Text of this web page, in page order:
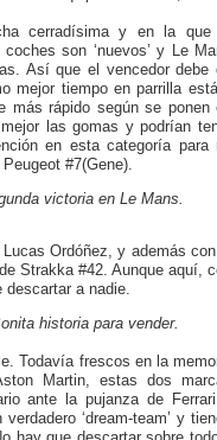
cerradísima y en la que
son ‘nuevos’ y Le
Así que el vencedor debe
mejor tiempo en parrilla
más rápido según se ponen
las gomas y podrían
en esta categoría para
#7(Gene).
victoria en Le Mans.
Ordóñez, y además
Strakka #42. Aunque aquí,
descartar a nadie.
historia para vender.
Todavía frescos en la
Martin, estas dos
ante la pujanza de
‘dream-team’ y